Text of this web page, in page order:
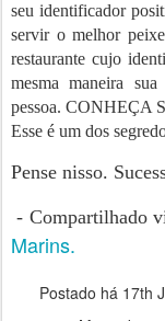
seu identificador
servir o melhor
restaurante cujo
mesma maneira
pessoa. CONHEÇA
Esse é um dos
Pense nisso.
- Compartilhado
Marins.
Postado há 17th